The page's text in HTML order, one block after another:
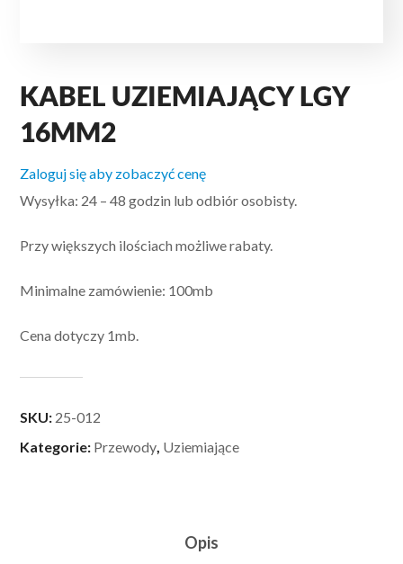
KABEL UZIEMIAJĄCY LGY
16MM2
Zaloguj się aby zobaczyć cenę
Wysyłka: 24 – 48 godzin lub odbiór osobisty.
Przy większych ilościach możliwe rabaty.
Minimalne zamówienie: 100mb
Cena dotyczy 1mb.
SKU: 25-012
Kategorie: Przewody Uziemiające
Opis